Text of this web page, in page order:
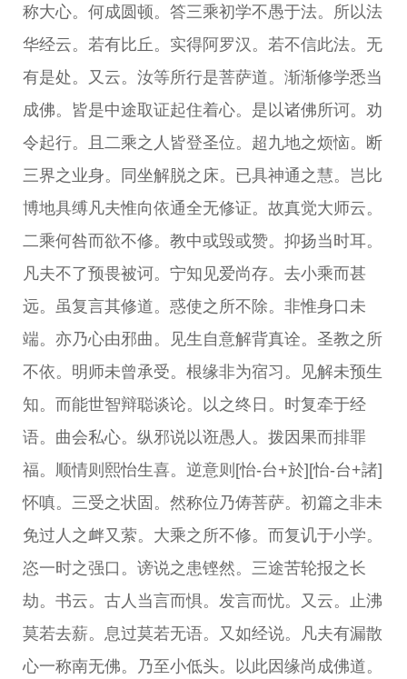
称大心。何成圆顿。答三乘初学不愚于法。所以法
华经云。若有比丘。实得阿罗汉。若不信此法。无
有是处。又云。汝等所行是菩萨道。渐渐修学悉当
成佛。皆是中途取证起住着心。是以诸佛所诃。劝
令起行。且二乘之人皆登圣位。超九地之烦恼。断
三界之业身。同坐解脱之床。已具神通之慧。岂比
博地具缚凡夫惟向依通全无修证。故真觉大师云。
二乘何咎而欲不修。教中或毁或赞。抑扬当时耳。
凡夫不了预畏被诃。宁知见爱尚存。去小乘而甚
远。虽复言其修道。惑使之所不除。非惟身口未
端。亦乃心由邪曲。见生自意解背真诠。圣教之所
不依。明师未曾承受。根缘非为宿习。见解未预生
知。而能世智辩聪谈论。以之终日。时复牵于经
语。曲会私心。纵邪说以诳愚人。拨因果而排罪
福。顺情则熙怡生喜。逆意则[怡-台+於][怡-台+諸]
怀嗔。三受之状固。然称位乃俦菩萨。初篇之非未
免过人之衅又萦。大乘之所不修。而复讥于小学。
恣一时之强口。谤说之患铿然。三途苦轮报之长
劫。书云。古人当言而惧。发言而忧。又云。止沸
莫若去薪。息过莫若无语。又如经说。凡夫有漏散
心一称南无佛。乃至小低头。以此因缘尚成佛道。